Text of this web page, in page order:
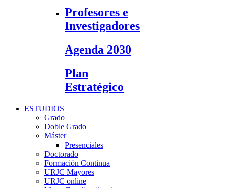
Profesores e
Investigadores
Agenda 2030
Plan
Estratégico
ESTUDIOS
Grado
Doble Grado
Máster
Presenciales
Doctorado
Formación Continua
URJC Mayores
URJC online